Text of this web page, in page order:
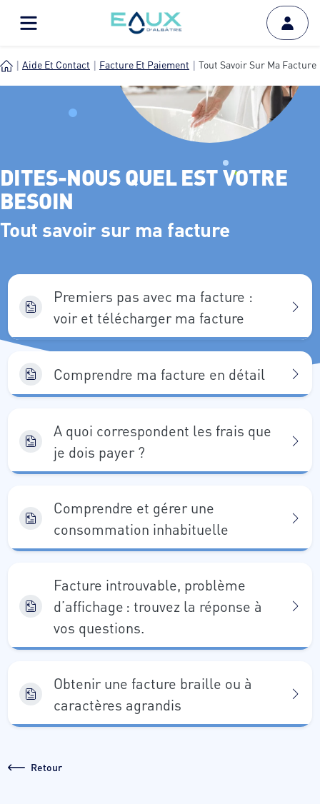
Aide Et Contact Facture Et Paiement Tout Savoir Sur Ma Facture
DITES-NOUS QUEL EST VOTRE
BESOIN
Tout savoir sur ma facture
Premiers pas avec ma facture :
voir et télécharger ma facture
Comprendre ma facture en détail
A quoi correspondent les frais que
je dois payer ?
Comprendre et gérer une
consommation inhabituelle
Facture introuvable, problème
d’affichage : trouvez la réponse à
vos questions.
Obtenir une facture braille ou à
caractères agrandis
Retour